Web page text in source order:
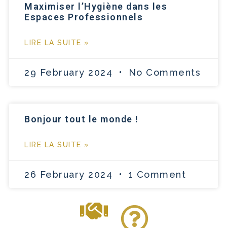
Maximiser l’Hygiène dans les
Espaces Professionnels
LIRE LA SUITE »
29 February 2024 No Comments
Bonjour tout le monde !
LIRE LA SUITE »
26 February 2024 1 Comment